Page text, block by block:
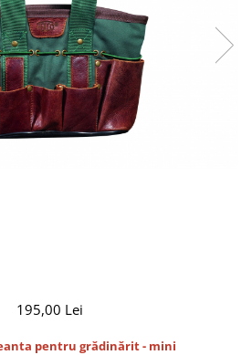
ACCESORII
195,00 Lei
pentru grădinărit - mini